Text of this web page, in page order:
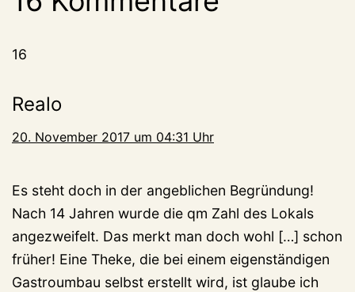
16
Realo
20. November 2017 um 04:31 Uhr
Es steht doch in der angeblichen Begründung!
Nach 14 Jahren wurde die qm Zahl des Lokals
angezweifelt. Das merkt man doch wohl […] schon
früher! Eine Theke, die bei einem eigenständigen
Gastroumbau selbst erstellt wird, ist glaube ich